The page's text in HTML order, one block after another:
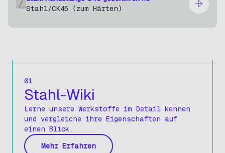
Rundstangen
Rundstangen Blank-H6
Vierkantstangen
Stahl/CK45 (zum Härten)
01
Stahl-Wiki
Lerne unsere Werkstoffe im Detail kennen
und vergleiche ihre Eigenschaften auf
einen Blick.
Mehr Erfahren